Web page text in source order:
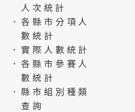
人次統計
．各縣市分項人
數統計
．實際人數統計
．各縣市參賽人
數統計
．縣市組別種類
查詢